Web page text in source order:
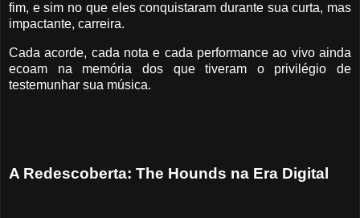
fim, e sim no que eles conquistaram durante sua curta, mas
impactante, carreira.
Cada acorde, cada nota e cada performance ao vivo ainda
ecoam na memória dos que tiveram o privilégio de
testemunhar sua música.
A Redescoberta: The Hounds na Era Digital